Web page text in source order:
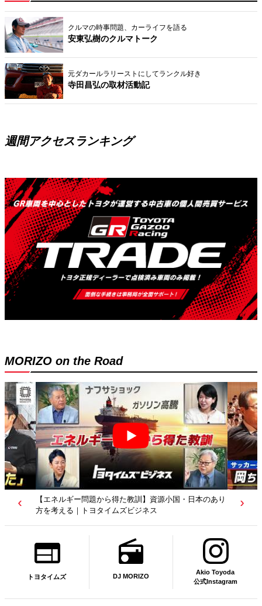
クルマの時事問題、カーライフを語る
安東弘樹のクルマトーク
元ダカールラリーストにしてランクル好き
寺田昌弘の取材活動記
週間アクセスランキング
MORIZO on the Road
【エネルギー問題から得た教訓】資源小国・日本のあり
方を考える｜トヨタイムズビジネス
トヨタイムズ DJ MORIZO
Akio Toyoda
公式Instagram